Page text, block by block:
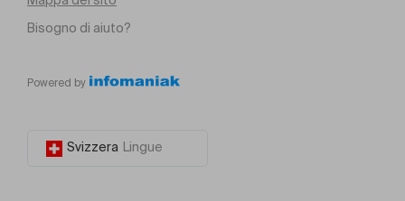
Bisogno di aiuto?
Powered by
Svizzera Lingue